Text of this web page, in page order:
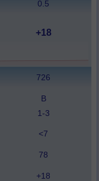
0.5
+18
726
В
1-3
<7
78
+18